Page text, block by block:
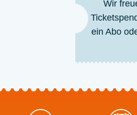
Wir
ein Abo